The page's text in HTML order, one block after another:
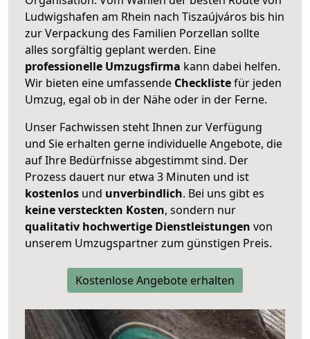
Ludwigshafen am Rhein nach Tiszaújváros bis hin
zur Verpackung des Familien Porzellan sollte
alles sorgfältig geplant werden. Eine
professionelle Umzugsfirma kann dabei helfen.
Wir bieten eine umfassende Checklistefür jeden
Umzug, egal ob in der Nähe oder in der Ferne.
Unser Fachwissen steht Ihnen zur Verfügung
und Sie erhalten gerne individuelle Angebote, die
auf Ihre Bedürfnisse abgestimmt sind. Der
Prozess dauert nur etwa 3 Minuten und ist
kostenlos und unverbindlich. Bei uns gibt es
keine versteckten Kosten, sondern nur
qualitativ hochwertige Dienstleistungen von
unserem Umzugspartner zum günstigen Preis.
Kostenlose Angebote erhalten